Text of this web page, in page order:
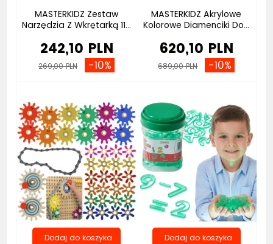
MASTERKIDZ Zestaw
Narzędzia Z Wkrętarką 11...
242,10 PLN
269,00 PLN -10%
MASTERKIDZ Akrylowe
Kolorowe Diamenciki Do...
620,10 PLN
689,00 PLN -10%